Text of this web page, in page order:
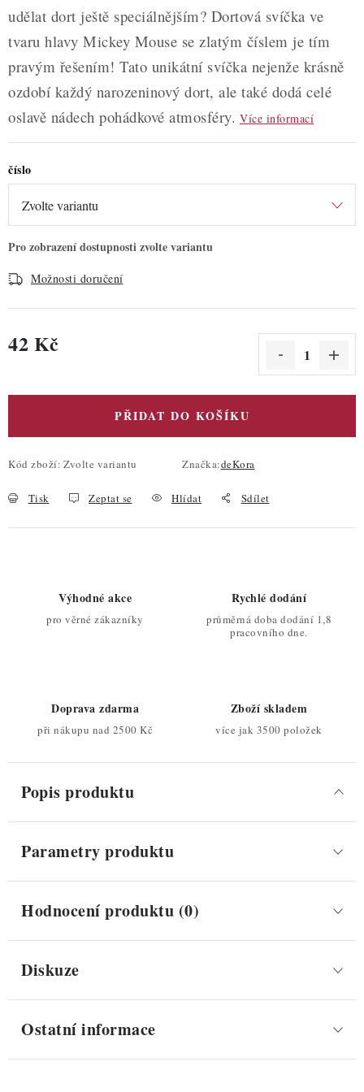
udělat dort ještě speciálnějším? Dortová svíčka ve
tvaru hlavy Mickey Mouse se zlatým číslem je tím
pravým řešením! Tato unikátní svíčka nejenže krásně
ozdobí každý narozeninový dort, ale také dodá celé
oslavě nádech pohádkové atmosféry. Více informací
číslo
Možnosti doručení
42 Kč
PŘIDAT DO KOŠÍKU
Kód zboží: Zvolte variantu Značka:deKora
Tisk Zeptat se Hlídat Sdílet
Výhodné akce
pro věrné zákazníky
Rychlé dodání
průměrná doba dodání 1,8
pracovního dne.
Doprava zdarma
při nákupu nad 2500 Kč
Zboží skladem
více jak 3500 položek
Popis produktu
Parametry produktu
Hodnocení produktu (0)
Diskuze
Ostatní informace